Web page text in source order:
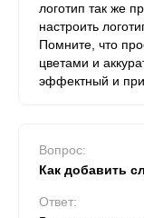
логотип так же
настроить
Помните, что
цветами и
эффектный и
Вопрос:
Как добавить
Ответ: